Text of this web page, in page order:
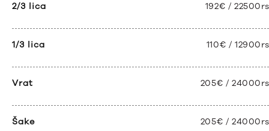
2/3 lica 192€ /
1/3 lica 110€ /
Vrat 205€ /
Šake 205€ /